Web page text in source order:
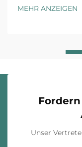
gesamte
MEHR ANZEIGEN
Unser